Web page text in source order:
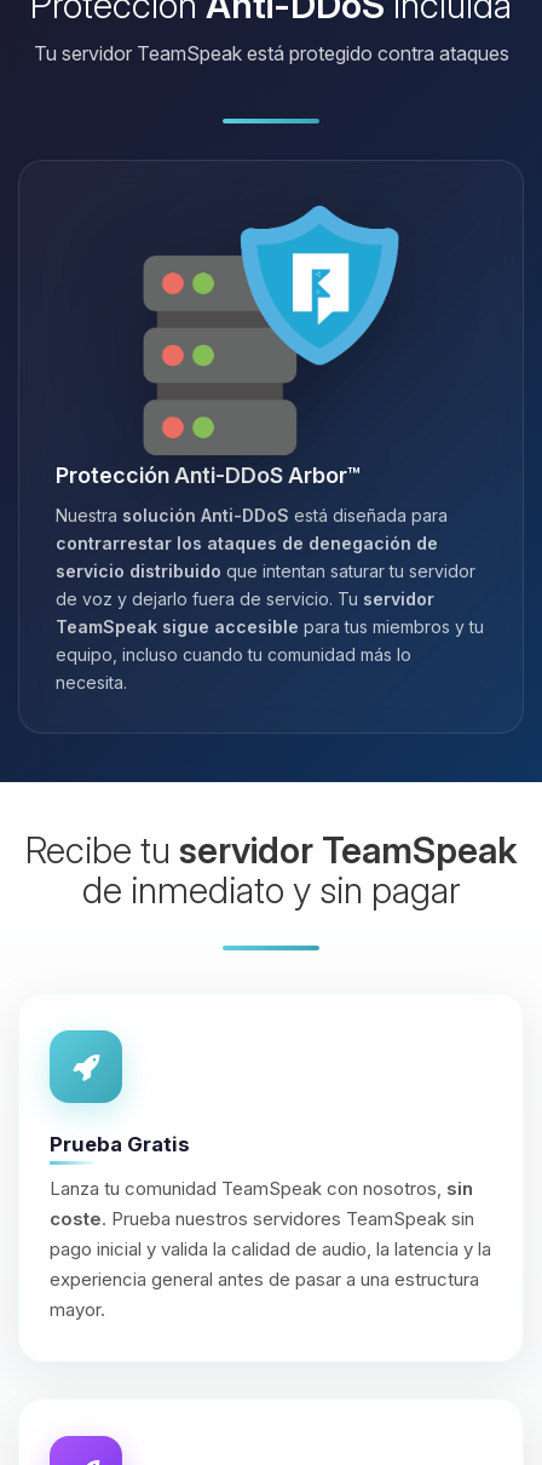
Tu servidor TeamSpeak está protegido contra ataques
Protección Anti-DDoS Arbor™
Nuestra solución Anti-DDoS está diseñada para
contrarrestar los ataques de denegación de
servicio distribuido que intentan saturar tu servidor
de voz y dejarlo fuera de servicio. Tu servidor
TeamSpeak sigue accesible para tus miembros y tu
equipo, incluso cuando tu comunidad más lo
necesita.
Recibe tu servidor TeamSpeak
de inmediato y sin pagar
Prueba Gratis
Lanza tu comunidad TeamSpeak con nosotros, sin
coste. Prueba nuestros servidores TeamSpeak sin
pago inicial y valida la calidad de audio, la latencia y la
experiencia general antes de pasar a una estructura
mayor.